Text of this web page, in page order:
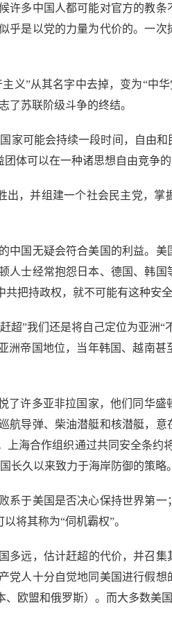
多中国人都可能对官方的教
乎是以党的力量为代价的。一
”从其名字中去掉，变为“中华
了苏联阶级斗争的终结。
可能会持续一段时间，自由和
体可以在一种诸思想自由竞争
并组建一个社会民主党，掌
国无疑会符合美国的利益。美
人士经常抱怨日本、德国、韩
把持政权，就不可能有这种安
”我们还是将自己定位为亚洲“
洲帝国地位，当年韩国、越南
许多亚非拉国家，他们同华盛
导弹、柴油潜艇和核潜艇，意
海合作组织通过共同安全条约
长久以来致力于海岸防御的策略
于美国是否决心保持世界第一
将其称为“伺机霸权”。
远，估计赶超的代价，并召集
人十分自觉地同美国进行假
欧盟和俄罗斯）。而大多数美